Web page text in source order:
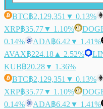
BTC฿2,129,351 ▼ 0.13%
XRP฿35.77▼ 1.10%
0.14%
ADA฿6.42 ▼ 1.41%
AVAX฿224.18 ▲ 2.52%
KUB฿20.28▼ 1.36%
BTC฿2,129,351 ▼ 0.13%
XRP฿35.77▼ 1.10%
0.14%
ADA฿6.42 ▼ 1.41%